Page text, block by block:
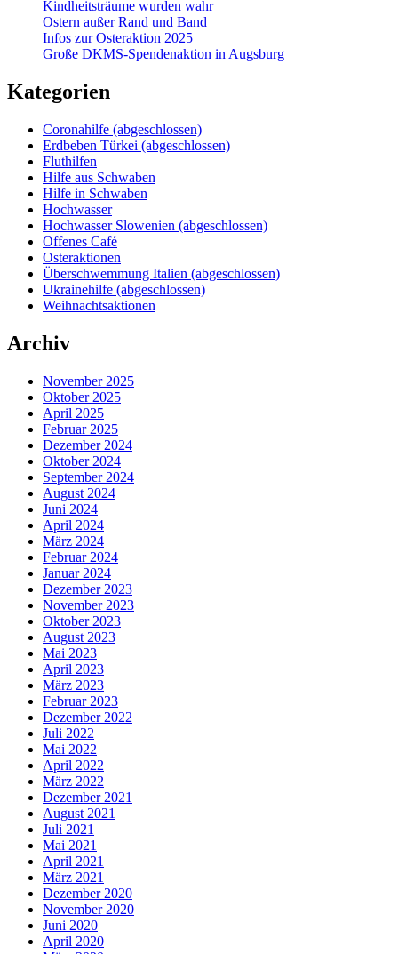
Kindheitsträume wurden wahr
Ostern außer Rand und Band
Infos zur Osteraktion 2025
Große DKMS-Spendenaktion in Augsburg
Kategorien
Coronahilfe (abgeschlossen)
Erdbeben Türkei (abgeschlossen)
Fluthilfen
Hilfe aus Schwaben
Hilfe in Schwaben
Hochwasser
Hochwasser Slowenien (abgeschlossen)
Offenes Café
Osteraktionen
Überschwemmung Italien (abgeschlossen)
Ukrainehilfe (abgeschlossen)
Weihnachtsaktionen
Archiv
November 2025
Oktober 2025
April 2025
Februar 2025
Dezember 2024
Oktober 2024
September 2024
August 2024
Juni 2024
April 2024
März 2024
Februar 2024
Januar 2024
Dezember 2023
November 2023
Oktober 2023
August 2023
Mai 2023
April 2023
März 2023
Februar 2023
Dezember 2022
Juli 2022
Mai 2022
April 2022
März 2022
Dezember 2021
August 2021
Juli 2021
Mai 2021
April 2021
März 2021
Dezember 2020
November 2020
Juni 2020
April 2020